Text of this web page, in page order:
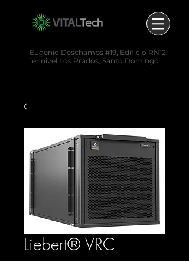
Eugenio Deschamps #19, Edificio RN12,
1er nivel Los Prados, Santo Domingo
Liebert® VRC